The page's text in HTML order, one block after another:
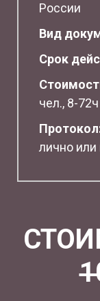
России
Вид
Срок
чел., 8-72ч
лично или